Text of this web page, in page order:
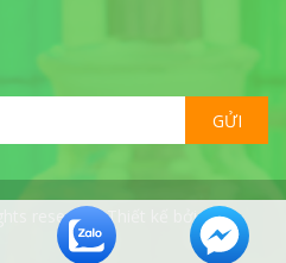
GỬI
reserved. Thiết kế bởi